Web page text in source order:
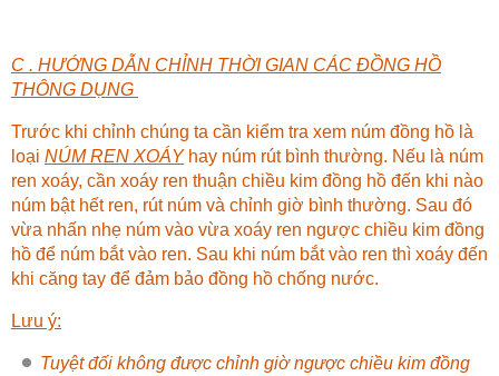
C . HƯỚNG DẪN CHỈNH THỜI GIAN CÁC ĐỒNG HỒ
THÔNG DỤNG
Trước khi chỉnh chúng ta cần kiểm tra xem núm đồng hồ là
loại NÚM REN XOÁYhay núm rút bình thường. Nếu là núm
ren xoáy, cần xoáy ren thuận chiều kim đồng hồ đến khi nào
núm bật hết ren, rút núm và chỉnh giờ bình thường. Sau đó
vừa nhấn nhẹ núm vào vừa xoáy ren ngược chiều kim đồng
hồ để núm bắt vào ren. Sau khi núm bắt vào ren thì xoáy đến
khi căng tay để đảm bảo đồng hồ chống nước.
Lưu ý:
Tuyệt đối không được chỉnh giờ ngược chiều kim đồng